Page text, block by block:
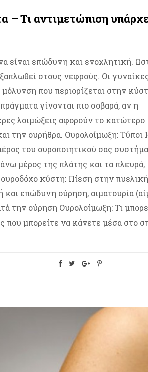
– Τι αντιμετώπιση
είναι επώδυνη και ενοχλητική.
στους νεφρούς. Οι
που περιορίζεται στην
γίνονται πιο σοβαρά, αν η
λοιμώξεις αφορούν το κατώτερο
την ουρήθρα. Ουρολοίμωξη: Τύποι
του ουροποιητικού σας
μέρος της πλάτης και τα πλευρά,
κύστη: Πίεση στην πυελική
επώδυνη ούρηση, αιματουρία
την ούρηση Ουρολοίμωξη: Τι
που μπορείτε να κάνετε μέσα στο